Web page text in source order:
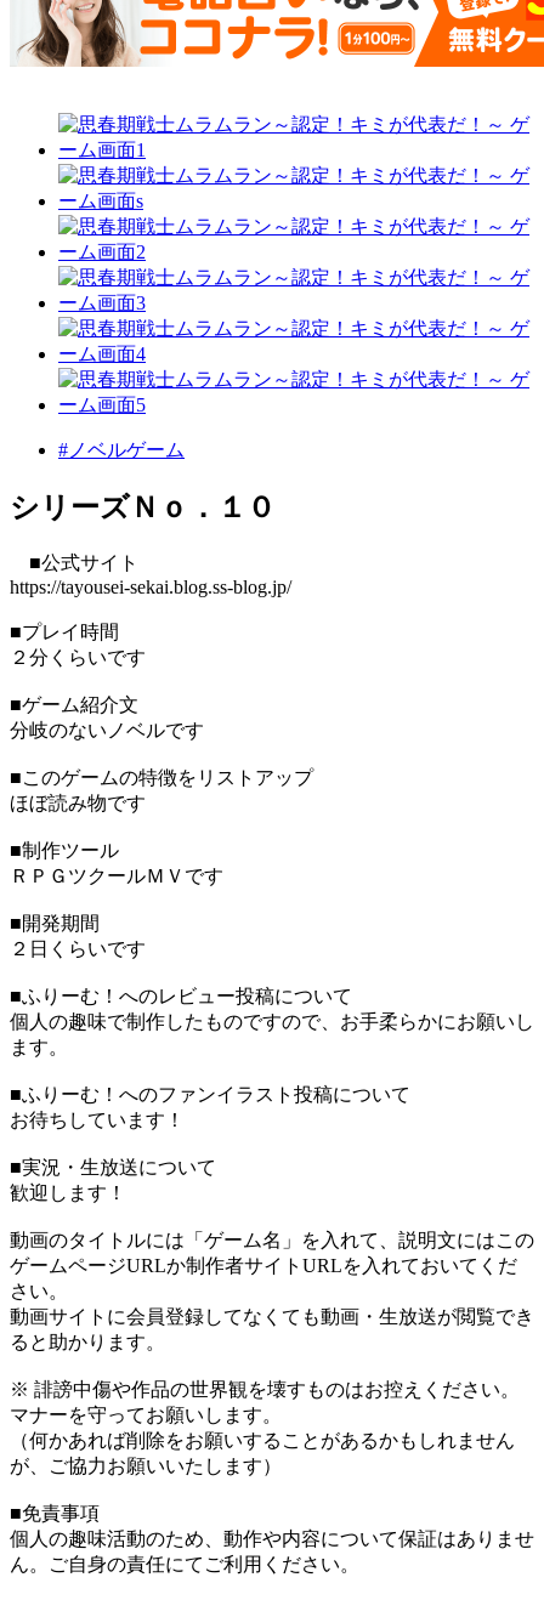
#ノベルゲーム
シリーズＮｏ．１０
■公式サイト
https://tayousei-sekai.blog.ss-blog.jp/
■プレイ時間
２分くらいです
■ゲーム紹介文
分岐のないノベルです
■このゲームの特徴をリストアップ
ほぼ読み物です
■制作ツール
ＲＰＧツクールＭＶです
■開発期間
２日くらいです
■ふりーむ！へのレビュー投稿について
個人の趣味で制作したものですので、お手柔らかにお願いし
ます。
■ふりーむ！へのファンイラスト投稿について
お待ちしています！
■実況・生放送について
歓迎します！
動画のタイトルには「ゲーム名」を入れて、説明文にはこの
ゲームページURLか制作者サイトURLを入れておいてくだ
さい。
動画サイトに会員登録してなくても動画・生放送が閲覧でき
ると助かります。
※ 誹謗中傷や作品の世界観を壊すものはお控えください。
マナーを守ってお願いします。
（何かあれば削除をお願いすることがあるかもしれません
が、ご協力お願いいたします）
■免責事項
個人の趣味活動のため、動作や内容について保証はありませ
ん。ご自身の責任にてご利用ください。